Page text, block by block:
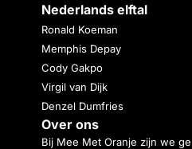
Nederlands elftal
Ronald Koeman
Memphis Depay
Cody Gakpo
Virgil van Dijk
Denzel Dumfries
Over ons
Bij Mee Met Oranje zijn we